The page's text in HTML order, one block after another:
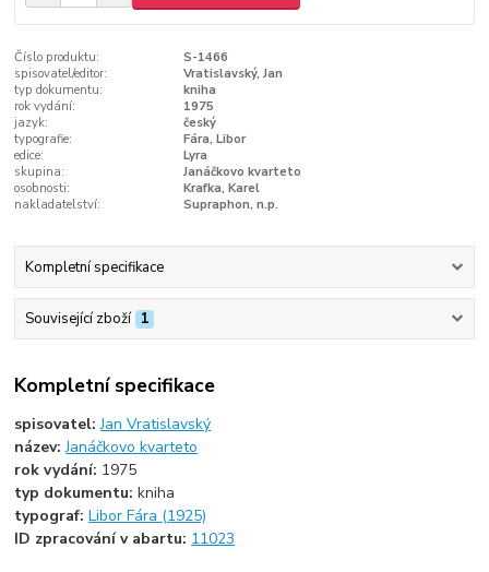
Číslo produktu:
S-1466
spisovatel/editor:
Vratislavský, Jan
typ dokumentu:
kniha
rok vydání:
1975
jazyk:
český
typografie:
Fára, Libor
edice:
Lyra
skupina:
Janáčkovo kvarteto
osobnosti:
Krafka, Karel
nakladatelství:
Supraphon, n.p.
Kompletní specifikace
Související zboží 1
Kompletní specifikace
spisovatel:Jan Vratislavský
název:Janáčkovo kvarteto
rok vydání: 1975
typ dokumentu:kniha
typograf:Libor Fára (1925)
ID zpracování v abartu: 11023